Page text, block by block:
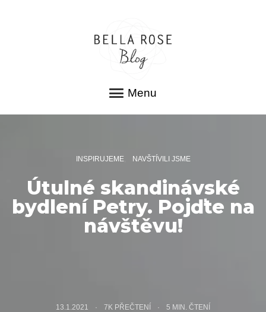
Menu
INSPIRUJEME NAVŠTÍVILI JSME
Útulné skandinávské
bydlení Petry. Pojďte na
návštěvu!
13.1.2021 7K PŘEČTENÍ 5 MIN. ČTENÍ